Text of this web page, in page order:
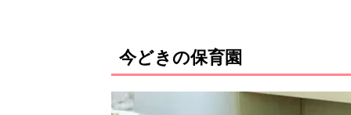
今どきの保育園